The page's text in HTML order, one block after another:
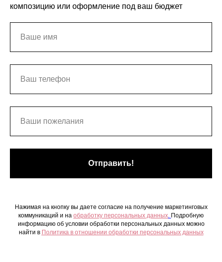
композицию или оформление под ваш бюджет
Отправить!
Нажимая на кнопку вы даете согласие на получение маркетинговых
коммуникаций и на обработку персональных данных Подробную
информацию об условии обработки персональных данных можно
найти в Политика в отношении обработки персональных данных